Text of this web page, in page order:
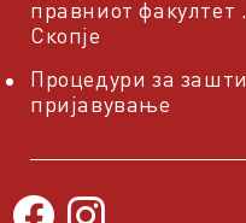
правниот факултет
Скопје
Процедури за
пријавување